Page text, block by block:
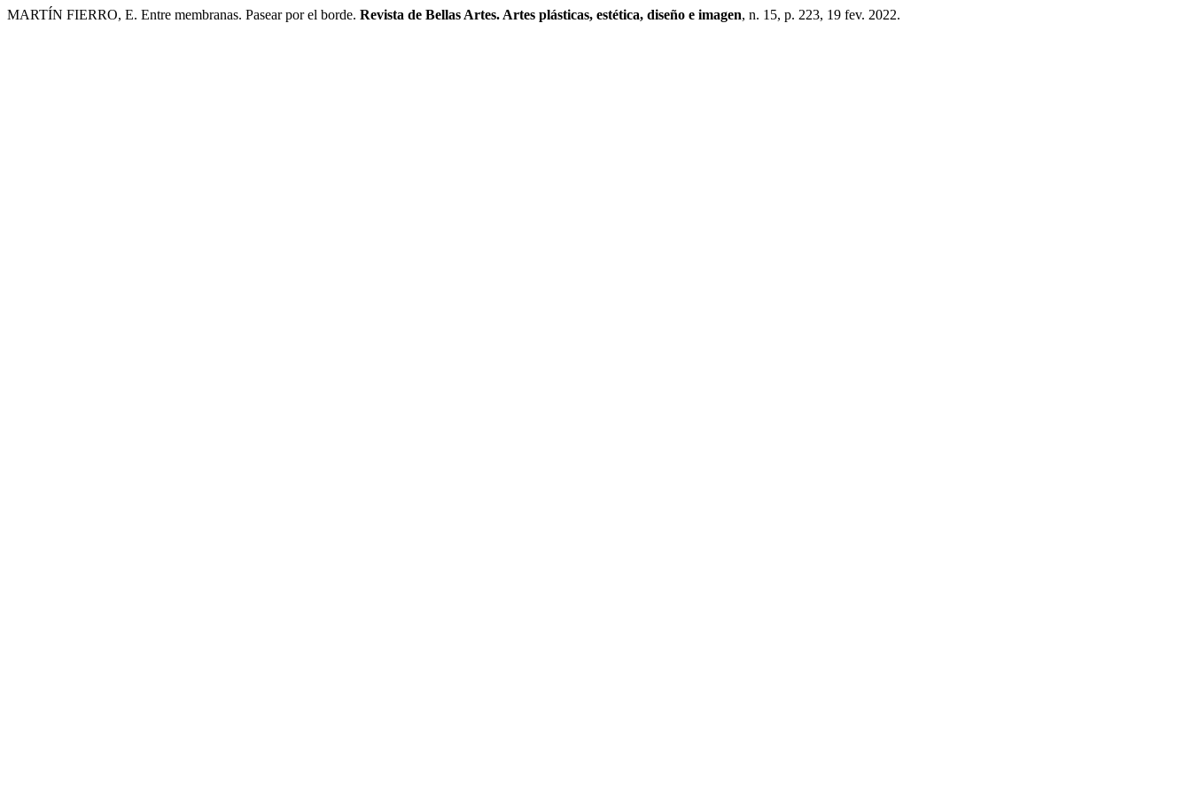
MARTÍN FIERRO, E. Entre membranas. Pasear por el borde. Revista de Bellas Artes. Artes plásticas, estética, diseño e imagen, n. 15, p. 223, 19 fev. 2022.